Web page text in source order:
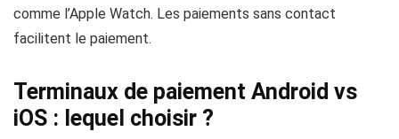
comme l’Apple Watch. Les paiements sans contact
facilitent le paiement.
Terminaux de paiement Android vs
iOS : lequel choisir ?